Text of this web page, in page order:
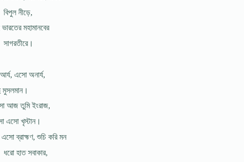
বিপুল নীড়ে,
মহামানবের
সাগরতীরে।
এসো অনার্য,
মুসলমান।
আজ তুমি ইংরাজ,
এসো খৃস্টান।
এসো ব্রাহ্মণ, শুচি করি মন
ধরো হাত সবাকার,